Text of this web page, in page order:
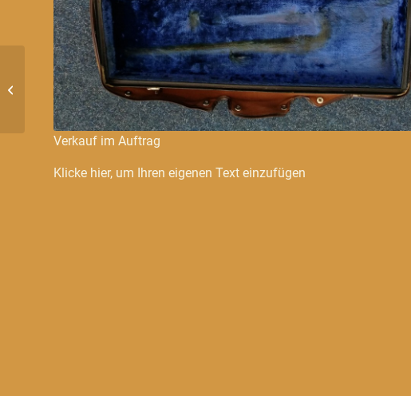
Verkauf im Auftrag
Klicke hier, um Ihren eigenen Text einzufügen
D/Es-Trompete Besson